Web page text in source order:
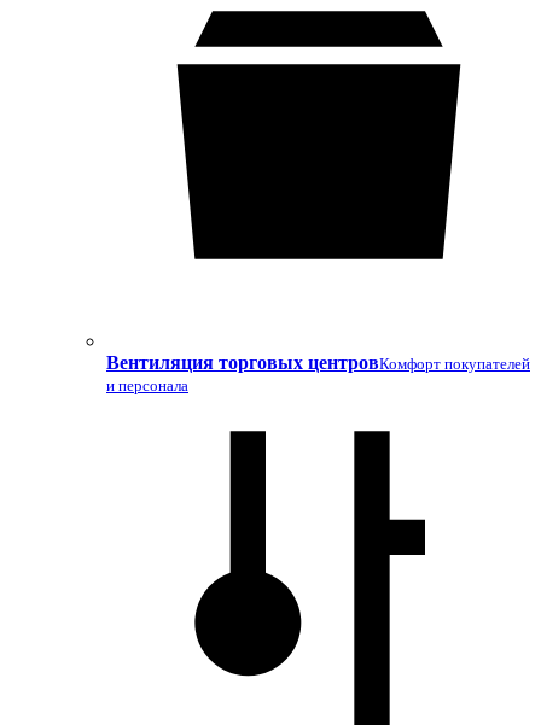
Вентиляция торговых центровКомфорт покупателей
и персонала